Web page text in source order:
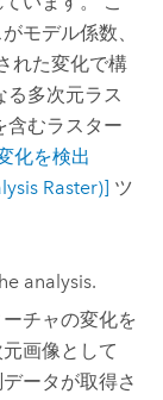
モデル係数、
れた変化で構
る多次元ラス
含むラスター
化を検出
Raster)] ツ
analysis.
チャの変化を
画像として
ータが取得さ